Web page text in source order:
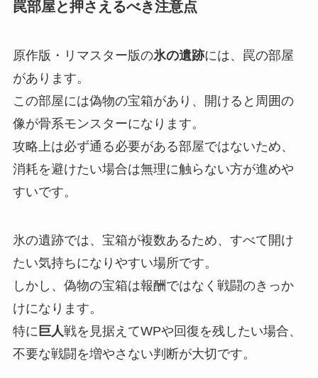
罠部屋と押さえるべき注意点
原作版・リマスター版の氷の遺跡には、罠の部屋
があります。
この部屋には偽物の宝箱があり、開けると周囲の
像が骨系モンスターになります。
攻略上は必ず通る必要がある部屋ではないため、
消耗を避けたい場合は無理に触らない方が進めや
すいです。
氷の遺跡では、宝箱が複数あるため、すべて開け
たい気持ちになりやすい場所です。
しかし、偽物の宝箱は報酬ではなく戦闘のきっか
けになります。
特に 巨人戦を見据えてWPや回復を残したい場合、
不要な戦闘を増やさない判断が大切です。